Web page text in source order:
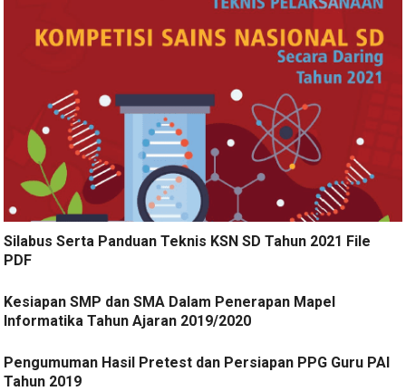
Silabus Serta Panduan Teknis KSN SD Tahun 2021 File
PDF
Kesiapan SMP dan SMA Dalam Penerapan Mapel
Informatika Tahun Ajaran 2019/2020
Pengumuman Hasil Pretest dan Persiapan PPG Guru PAI
Tahun 2019